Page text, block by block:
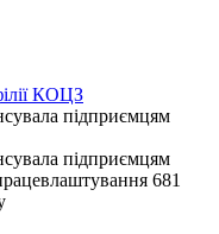
КОЦЗ
підприємцям
підприємцям
681